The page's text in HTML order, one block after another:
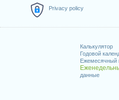
Privacy policy
Калькулятор
Годовой
Ежемесячный
данные